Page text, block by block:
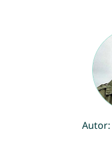
Autor: